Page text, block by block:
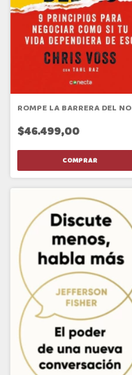
ROMPE LA BARRERA DEL NO
$46.499,00